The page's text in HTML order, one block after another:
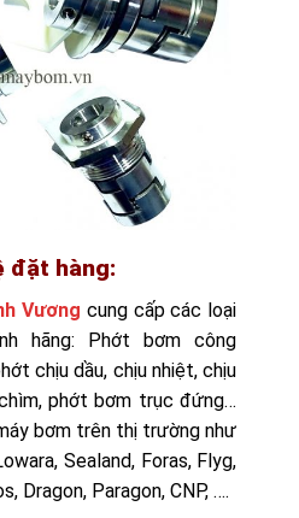
đặt hàng:
Vương cung cấp các loại
hãng: Phớt bơm công
chịu dầu, chịu nhiệt, chịu
phớt bơm trục đứng…
bơm trên thị trường như
Sealand, Foras, Flyg,
Dragon, Paragon, CNP, ….